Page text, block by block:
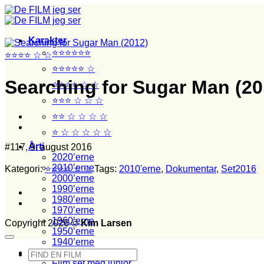
Fortsæt
til
Karakter
⭐⭐⭐⭐⭐⭐
⭐⭐⭐⭐⭐ ☆
⭐⭐⭐⭐ ☆ ☆
⭐⭐⭐ ☆ ☆ ☆
⭐⭐ ☆ ☆ ☆ ☆
⭐ ☆ ☆ ☆ ☆ ☆
Årti
2020’erne
2010’erne
2000’erne
1990’erne
1980’erne
1970’erne
1960’erne
1950’erne
1940’erne
Stikord
⭐⭐⭐⭐ ☆ ☆
Searching for Sugar Man
#117, 9. august 2016
Kategori:⭐⭐⭐⭐ ☆ ☆ Tags: 2010'erne, Dokumentar, Set2016
Copyright 2026 ©Kim Larsen
Søg